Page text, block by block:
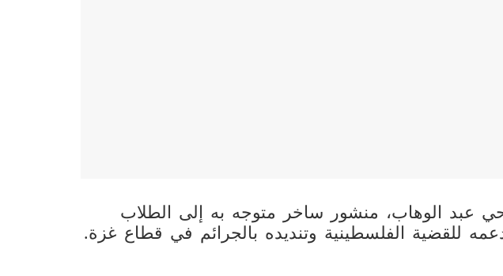
عبد الوهاب، منشور ساخر متوجه به إلى الطلاب
للقضية الفلسطينية وتنديده بالجرائم في قطاع غزة.